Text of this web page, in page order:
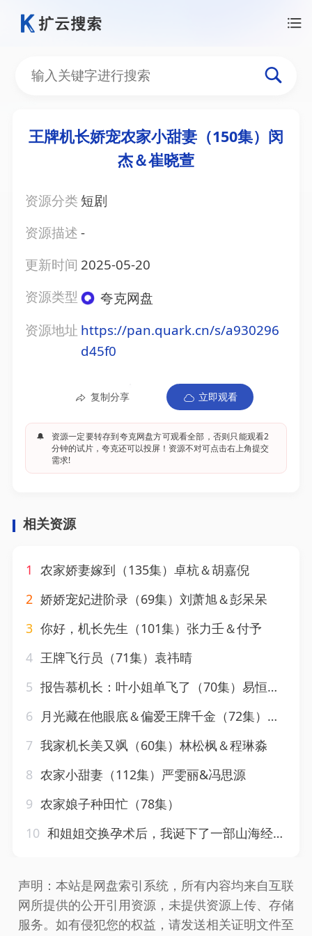
王牌机长娇宠农家小甜妻（150集）闵
杰＆崔晓萱
资源分类 短剧
资源描述-
更新时间 2025-05-20
资源类型
夸克网盘
资源地址 https://pan.quark.cn/s/a930296
d45f0
复制分享 立即观看
🔔
资源一定要转存到夸克网盘方可观看全部，否则只能观看2
分钟的试片，夸克还可以投屏！资源不对可点击右上角提交
需求!
相关资源
1 农家娇妻嫁到（135集）卓杭＆胡嘉倪
2 娇娇宠妃进阶录（69集）刘萧旭＆彭呆呆
3 你好，机长先生（101集）张力壬＆付予
4 王牌飞行员（71集）袁祎晴
5 报告慕机长：叶小姐单飞了（70集）易恒＆曹嘉怡
6
月光藏在他眼底＆偏爱王牌千金（72集）刘蓝鸽
7 我家机长美又飒（60集）林松枫＆程琳淼
8 农家小甜妻（112集）严雯丽&冯思源
9 农家娘子种田忙（78集）
10 和姐姐交换孕术后，我诞下了一部山海经&重生后好孕莲打脸心机长姐（45集）杜培源&岳雨婷
声明：本站是网盘索引系统，所有内容均来自互联
网所提供的公开引用资源，未提供资源上传、存储
服务。如有侵犯您的权益，请发送相关证明文件至